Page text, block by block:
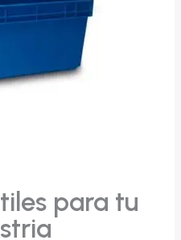
para tu